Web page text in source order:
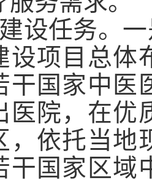
设任务。
设项目总体
干国家中医
医院，在优
，依托当地
干国家区域